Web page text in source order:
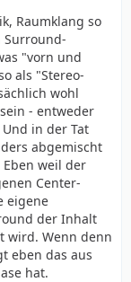
Raumklang so
Surround-
"vorn und
als "Stereo-
wohl
- entweder
in der Tat
abgemischt
weil der
Center-
eigene
der Inhalt
wird. Wenn denn
eben das aus
hat.